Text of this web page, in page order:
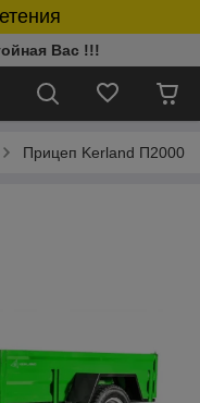
Вас !!!
Прицеп Kerland П2000